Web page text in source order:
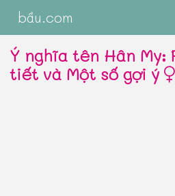
bầu.com
Ý nghĩa tên Hân My:
tiết và Một số gợi ý